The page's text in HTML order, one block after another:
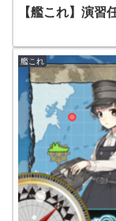
【艦これ】演習
艦これ